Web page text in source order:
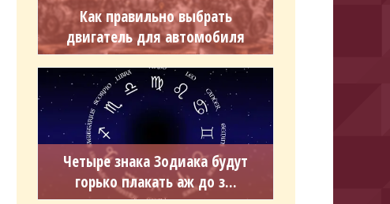
Как правильно выбрать
двигатель для автомобиля
Четыре знака Зодиака будут
горько плакать аж до з...